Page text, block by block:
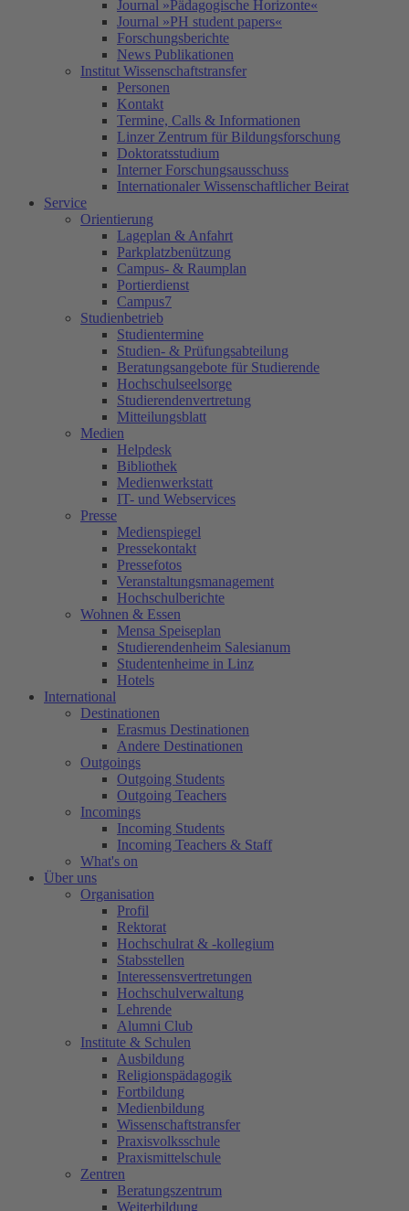
Journal »Pädagogische Horizonte«
Journal »PH student papers«
Forschungsberichte
News Publikationen
Institut Wissenschaftstransfer
Personen
Kontakt
Termine, Calls & Informationen
Linzer Zentrum für Bildungsforschung
Doktoratsstudium
Interner Forschungsausschuss
Internationaler Wissenschaftlicher Beirat
Service
Orientierung
Lageplan & Anfahrt
Parkplatzbenützung
Campus- & Raumplan
Portierdienst
Campus7
Studienbetrieb
Studientermine
Studien- & Prüfungsabteilung
Beratungsangebote für Studierende
Hochschulseelsorge
Studierendenvertretung
Mitteilungsblatt
Medien
Helpdesk
Bibliothek
Medienwerkstatt
IT- und Webservices
Presse
Medienspiegel
Pressekontakt
Pressefotos
Veranstaltungsmanagement
Hochschulberichte
Wohnen & Essen
Mensa Speiseplan
Studierendenheim Salesianum
Studentenheime in Linz
Hotels
International
Destinationen
Erasmus Destinationen
Andere Destinationen
Outgoings
Outgoing Students
Outgoing Teachers
Incomings
Incoming Students
Incoming Teachers & Staff
What's on
Über uns
Organisation
Profil
Rektorat
Hochschulrat & -kollegium
Stabsstellen
Interessensvertretungen
Hochschulverwaltung
Lehrende
Alumni Club
Institute & Schulen
Ausbildung
Religionspädagogik
Fortbildung
Medienbildung
Wissenschaftstransfer
Praxisvolksschule
Praxismittelschule
Zentren
Beratungszentrum
Weiterbildung